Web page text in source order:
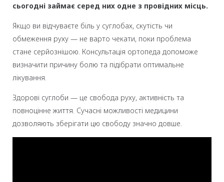
сьогодні займає серед них одне з провідних місць.
Якщо ви відчуваєте біль у суглобах, скутість чи
обмеження руху — не варто чекати, поки проблема
стане серйознішою. Консультація ортопеда допоможе
визначити причину болю та підібрати оптимальне
лікування.
Здорові суглоби — це свобода руху, активність та
повноцінне життя. Сучасні можливості медицини
дозволяють зберігати цю свободу значно довше.